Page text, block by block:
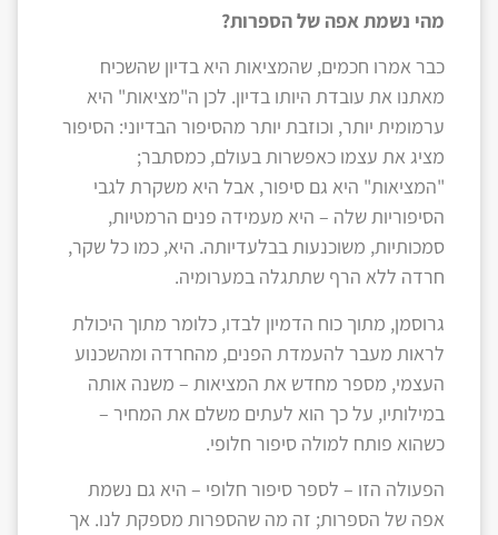
מהי נשמת אפה של הספרות?
כבר אמרו חכמים, שהמציאות היא בדיון שהשכיח
מאתנו את עובדת היותו בדיון. לכן ה"מציאות" היא
ערמומית יותר, וכוזבת יותר מהסיפור הבדיוני: הסיפור
מציג את עצמו כאפשרות בעולם, כמסתבר;
"המציאות" היא גם סיפור, אבל היא משקרת לגבי
הסיפוריות שלה – היא מעמידה פנים הרמטיות,
סמכותיות, משוכנעות בבלעדיותה. היא, כמו כל שקר,
חרדה ללא הרף שתתגלה במערומיה.
גרוסמן, מתוך כוח הדמיון לבדו, כלומר מתוך היכולת
לראות מעבר להעמדת הפנים, מהחרדה ומהשכנוע
העצמי, מספר מחדש את המציאות – משנה אותה
במילותיו, על כך הוא לעתים משלם את המחיר –
כשהוא פותח למולה סיפור חלופי.
הפעולה הזו – לספר סיפור חלופי – היא גם נשמת
אפה של הספרות; זה מה שהספרות מספקת לנו. אך